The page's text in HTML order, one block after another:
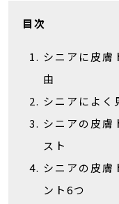
目次
シニアに皮膚
由
シニアによく
シニアの皮
スト
シニアの皮膚
ント6つ